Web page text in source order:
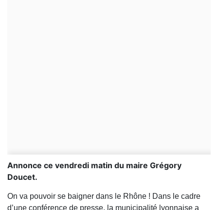
Annonce ce vendredi matin du maire Grégory
Doucet.
On va pouvoir se baigner dans le Rhône ! Dans le cadre
d’une conférence de presse, la municipalité lyonnaise a